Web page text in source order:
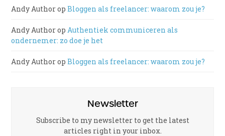
Andy AuthoropBloggen als freelancer: waarom zou je?
Andy AuthoropAuthentiek communiceren als
ondernemer: zo doe je het
Andy AuthoropBloggen als freelancer: waarom zou je?
Newsletter
Subscribe to my newsletter to get the latest
articles right in your inbox.